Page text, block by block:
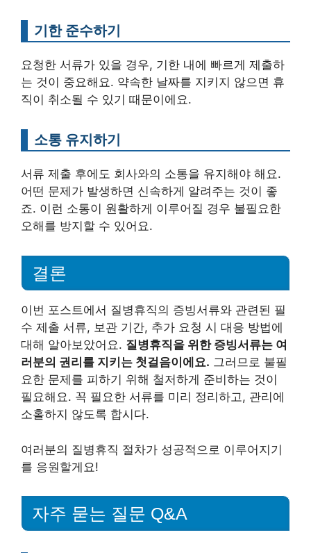
기한 준수하기
요청한 서류가 있을 경우, 기한 내에 빠르게 제출하
는 것이 중요해요. 약속한 날짜를 지키지 않으면 휴
직이 취소될 수 있기 때문이에요.
소통 유지하기
서류 제출 후에도 회사와의 소통을 유지해야 해요.
어떤 문제가 발생하면 신속하게 알려주는 것이 좋
죠. 이런 소통이 원활하게 이루어질 경우 불필요한
오해를 방지할 수 있어요.
결론
이번 포스트에서 질병휴직의 증빙서류와 관련된 필
수 제출 서류, 보관 기간, 추가 요청 시 대응 방법에
대해 알아보았어요. 질병휴직을 위한 증빙서류는 여
러분의 권리를 지키는 첫걸음이에요. 그러므로 불필
요한 문제를 피하기 위해 철저하게 준비하는 것이
필요해요. 꼭 필요한 서류를 미리 정리하고, 관리에
소홀하지 않도록 합시다.
여러분의 질병휴직 절차가 성공적으로 이루어지기
를 응원할게요!
자주 묻는 질문 Q&A